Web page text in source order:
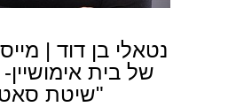
נטאלי בן דוד |
של בית
"שיטת